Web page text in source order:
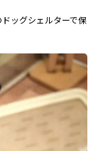
ッグシェルターで保